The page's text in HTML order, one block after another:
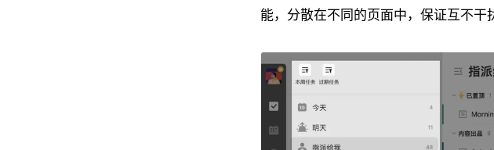
能，分散在不同的页面中，保证互不干